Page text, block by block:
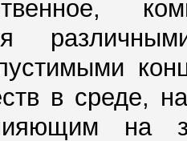
в среде,
на